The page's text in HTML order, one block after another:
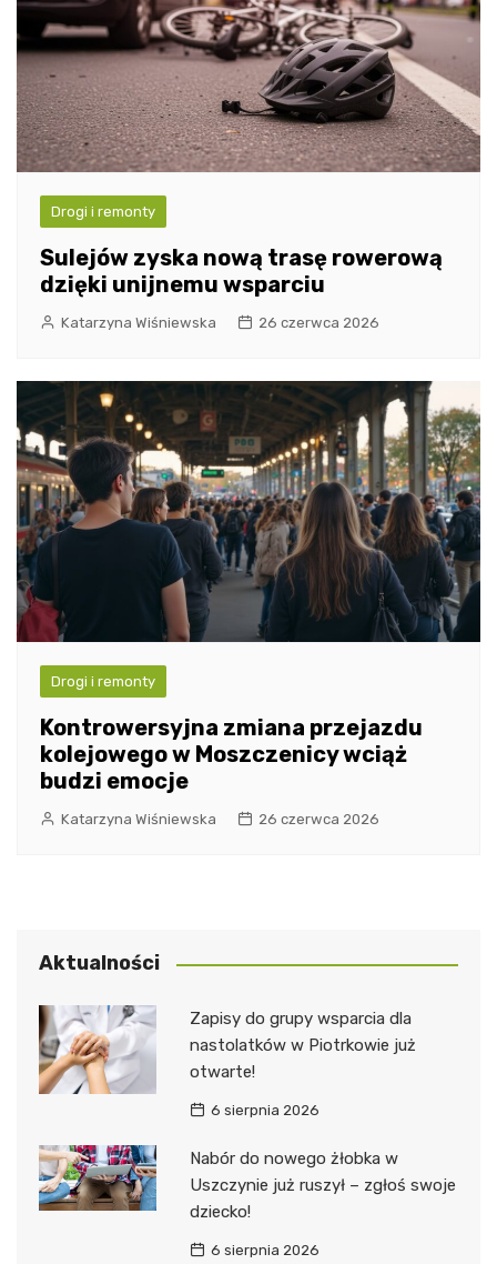
Drogi i remonty
Sulejów zyska nową trasę rowerową
dzięki unijnemu wsparciu
Katarzyna Wiśniewska 26 czerwca 2026
Drogi i remonty
Kontrowersyjna zmiana przejazdu
kolejowego w Moszczenicy wciąż
budzi emocje
Katarzyna Wiśniewska 26 czerwca 2026
Aktualności
Zapisy do grupy wsparcia dla
nastolatków w Piotrkowie już
otwarte!
6 sierpnia 2026
Nabór do nowego żłobka w
Uszczynie już ruszył – zgłoś swoje
dziecko!
6 sierpnia 2026